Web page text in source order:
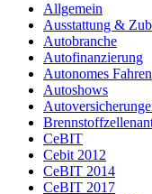
Allgemein
Ausstattung &
Autobranche
Autofinanzierung
Autonomes Fahren
Autoshows
CeBIT
Cebit 2012
CeBIT 2014
CeBIT 2017